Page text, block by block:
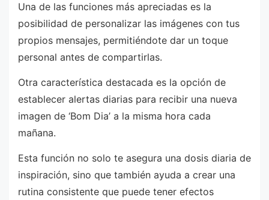
Una de las funciones más apreciadas es la
posibilidad de personalizar las imágenes con tus
propios mensajes, permitiéndote dar un toque
personal antes de compartirlas.
Otra característica destacada es la opción de
establecer alertas diarias para recibir una nueva
imagen de ‘Bom Dia’ a la misma hora cada
mañana.
Esta función no solo te asegura una dosis diaria de
inspiración, sino que también ayuda a crear una
rutina consistente que puede tener efectos